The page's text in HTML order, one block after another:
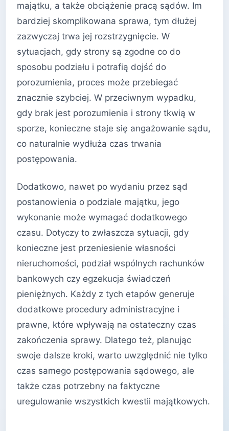
majątku, a także obciążenie pracą sądów. Im
bardziej skomplikowana sprawa, tym dłużej
zazwyczaj trwa jej rozstrzygnięcie. W
sytuacjach, gdy strony są zgodne co do
sposobu podziału i potrafią dojść do
porozumienia, proces może przebiegać
znacznie szybciej. W przeciwnym wypadku,
gdy brak jest porozumienia i strony tkwią w
sporze, konieczne staje się angażowanie sądu,
co naturalnie wydłuża czas trwania
postępowania.
Dodatkowo, nawet po wydaniu przez sąd
postanowienia o podziale majątku, jego
wykonanie może wymagać dodatkowego
czasu. Dotyczy to zwłaszcza sytuacji, gdy
konieczne jest przeniesienie własności
nieruchomości, podział wspólnych rachunków
bankowych czy egzekucja świadczeń
pieniężnych. Każdy z tych etapów generuje
dodatkowe procedury administracyjne i
prawne, które wpływają na ostateczny czas
zakończenia sprawy. Dlatego też, planując
swoje dalsze kroki, warto uwzględnić nie tylko
czas samego postępowania sądowego, ale
także czas potrzebny na faktyczne
uregulowanie wszystkich kwestii majątkowych.